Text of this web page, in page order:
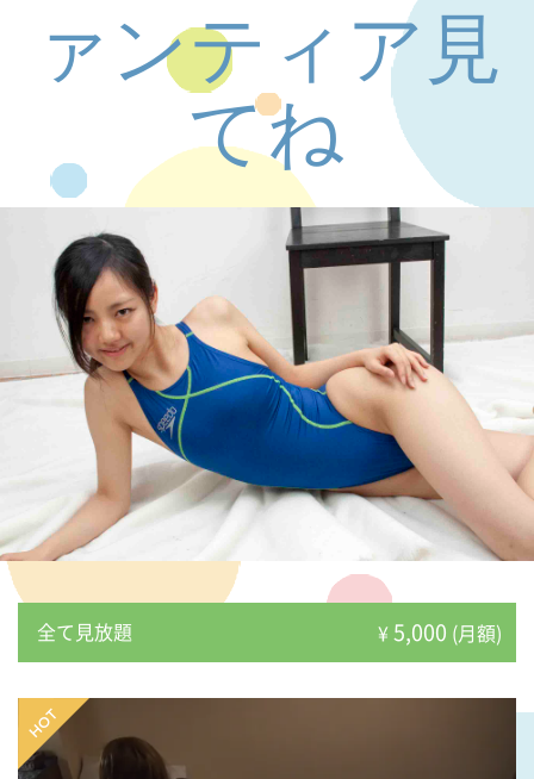
ァンティア見
てね
全て見放題 ¥5,000 (月額)